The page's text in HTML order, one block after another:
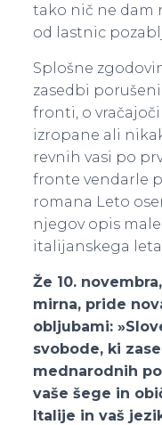
tako nič ne dam
od lastnic
Splošne
zasedbi
fronti, o
izropane ali
revnih vasi po
fronte vendarle
romana Leto
njegov opis
italijanskega
Že 10.
mirna, pride
obljubami:
svobode, ki
mednarodnih
vaše šege in
Italije in vaš